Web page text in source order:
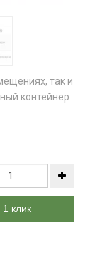
так и
контейнер
1 клик